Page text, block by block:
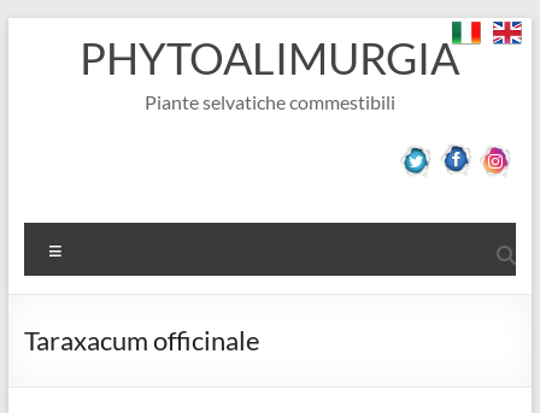
contenutoPHYTOALIMURGIA
Piante selvatiche commestibili
Taraxacum officinale